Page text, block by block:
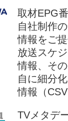
取材EPG
自社制作
情報をご
放送スケ
情報、そ
自に細分
情報（
TVメタデ